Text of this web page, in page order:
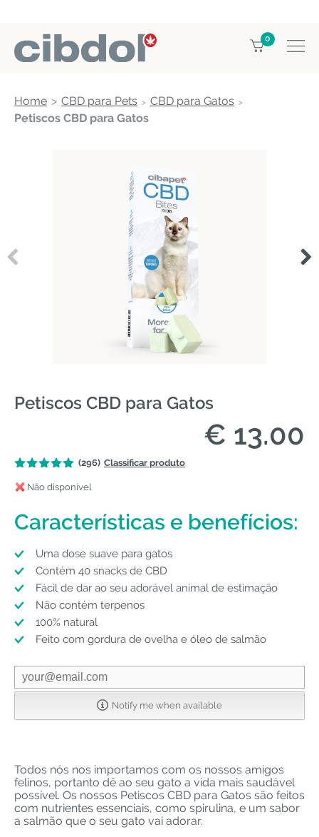
0
Home CBD para Pets
CBD para Gatos
Petiscos CBD para Gatos
Petiscos CBD para Gatos
€ 13.00
(296) Classificar produto
Não disponível
Características e benefícios:
Uma dose suave para gatos
Contém 40 snacks de CBD
Fácil de dar ao seu adorável animal de estimação
Não contém terpenos
100% natural
Feito com gordura de ovelha e óleo de salmão
Notify me when available
Todos nós nos importamos com os nossos amigos
felinos, portanto dê ao seu gato a vida mais saudável
possível. Os nossos Petiscos CBD para Gatos são feitos
com nutrientes essenciais, como spirulina, e um sabor
a salmão que o seu gato vai adorar.